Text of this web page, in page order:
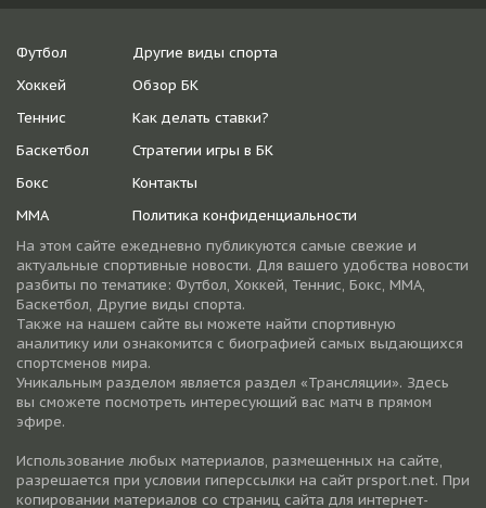
Футбол
Хоккей
Теннис
Баскетбол
Бокс
ММА
Другие виды спорта
Обзор БК
Как делать ставки?
Стратегии игры в БК
Контакты
Политика конфиденциальности
На этом сайте ежедневно публикуются самые свежие и
актуальные спортивные новости. Для вашего удобства новости
разбиты по тематике: Футбол, Хоккей, Теннис, Бокс, ММА,
Баскетбол, Другие виды спорта.
Также на нашем сайте вы можете найти спортивную
аналитику или ознакомится с биографией самых выдающихся
спортсменов мира.
Уникальным разделом является раздел «Трансляции». Здесь
вы сможете посмотреть интересующий вас матч в прямом
эфире.
Использование любых материалов, размещенных на сайте,
разрешается при условии гиперссылки на cайт prsport.net. При
копировании материалов со страниц сайта для интернет-